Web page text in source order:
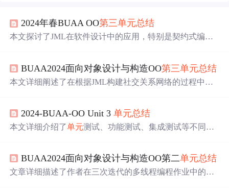
2024年春BUAA OO第三单元总结
本文探讨了JML在软件设计中的应用，特别是契约式编程
向对象课程中的学习心得和体会到的OO原则实践。
BUAA2024面向对象设计与构造OO第三单元总结
本文详细阐述了在根据JML构建社交关系网络的过程中，
构造中的应用，以及如何通过Junit进行有效测试。作者还
反思了算法选择对性能的影响和学习体会。,
2024-BUAA-OO Unit 3单元总结
本文详细介绍了单元测试、功能测试、集成测试等不同测
分离在提高软件可维护性上的作用。作者反思了在本单元
的学习体会，尤其是在测试和规格化编程方面的不足。
BUAA2024面向对象设计与构造OO第二单元总结
文章详细描述了作者在三次迭代的多线程编程作业中的学